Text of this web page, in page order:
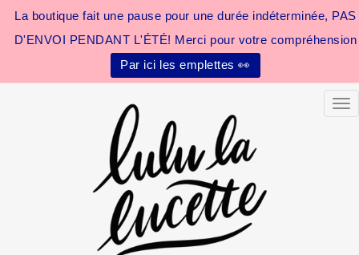
La boutique fait une pause pour une durée indéterminée, PAS
D'ENVOI PENDANT L'ÉTÉ! Merci pour votre compréhension
Par ici les emplettes 👀